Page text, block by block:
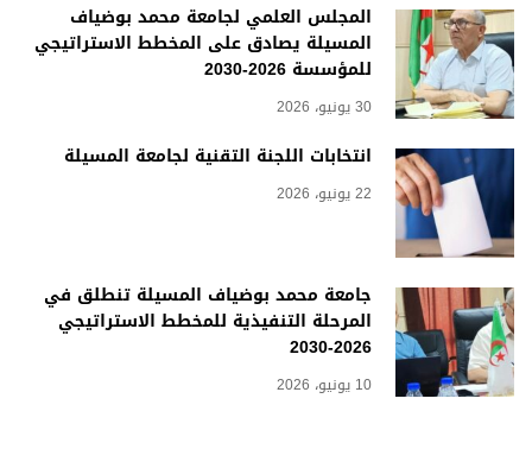
المجلس العلمي لجامعة محمد بوضياف
المسيلة يصادق على المخطط الاستراتيجي
للمؤسسة 2026-2030
30 يونيو، 2026
انتخابات اللجنة التقنية لجامعة المسيلة
22 يونيو، 2026
جامعة محمد بوضياف المسيلة تنطلق في
المرحلة التنفيذية للمخطط الاستراتيجي
2026-2030
10 يونيو، 2026